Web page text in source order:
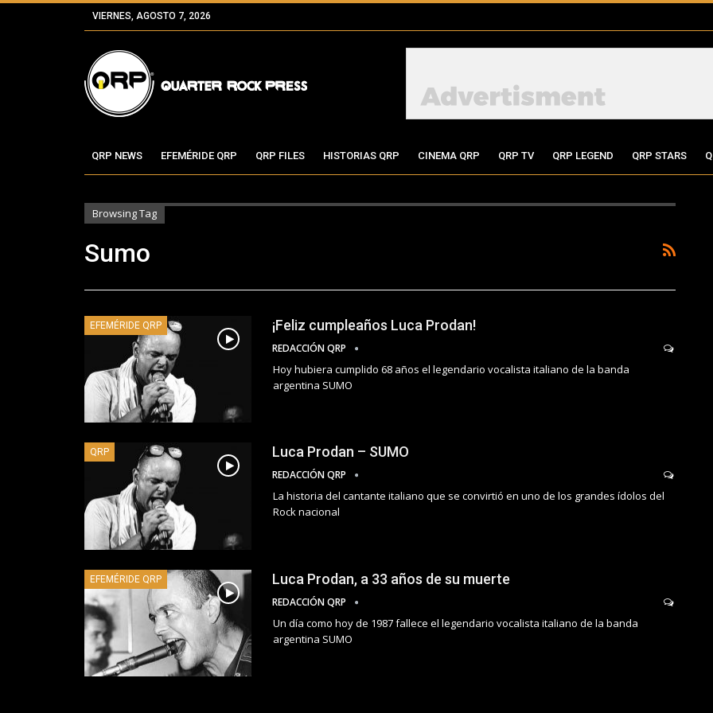
VIERNES, AGOSTO 7, 2026
QRP NEWS EFEMÉRIDE QRP QRP FILES HISTORIAS QRP CINEMA QRP QRP TV QRP LEGEND QRP STARS
Browsing Tag
Sumo
EFEMÉRIDE QRP ¡Feliz cumpleaños Luca Prodan!
REDACCIÓN QRP
Hoy hubiera cumplido 68 años el legendario vocalista italiano de la banda
argentina SUMO
QRP Luca Prodan – SUMO
REDACCIÓN QRP
La historia del cantante italiano que se convirtió en uno de los grandes ídolos del
Rock nacional
EFEMÉRIDE QRP Luca Prodan, a 33 años de su muerte
REDACCIÓN QRP
Un día como hoy de 1987 fallece el legendario vocalista italiano de la banda
argentina SUMO